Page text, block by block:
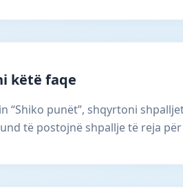
këtë faqe
“Shiko punët”, shqyrtoni
të postojnë shpallje të reja